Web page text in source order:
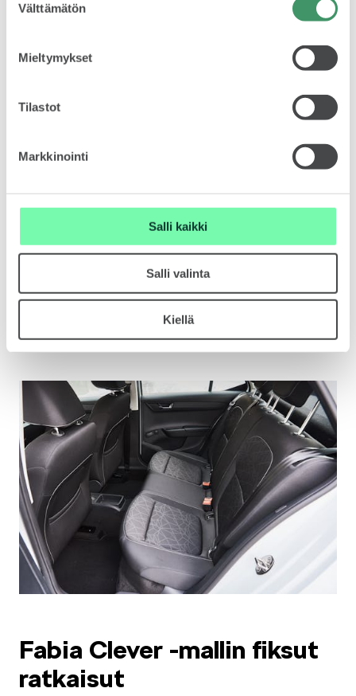
valinta
Välttämätön
Mieltymykset
Tilastot
Markkinointi
Salli kaikki
Salli valinta
Kiellä
Mallit
OCTAVIA
KAMIQ
Fabia Clever -mallin fiksut
ratkaisut